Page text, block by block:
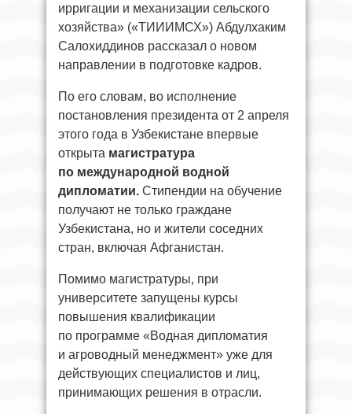
ирригации и механизации сельского
хозяйства» («ТИИИМСХ») Абдулхаким
Салохиддинов рассказал о новом
направлении в подготовке кадров.
По его словам, во исполнение
постановления президента от 2 апреля
этого года в Узбекистане впервые
открыта магистратура
по международной водной
дипломатии. Стипендии на обучение
получают не только граждане
Узбекистана, но и жители соседних
стран, включая Афганистан.
Помимо магистратуры, при
университете запущены курсы
повышения квалификации
по программе «Водная дипломатия
и агроводный менеджмент» уже для
действующих специалистов и лиц,
принимающих решения в отрасли.